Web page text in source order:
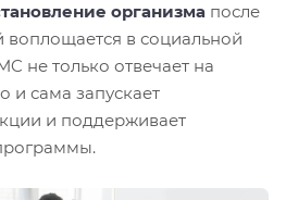
организма после
воплощается в социальной
не только отвечает на
сама запускает
и поддерживает